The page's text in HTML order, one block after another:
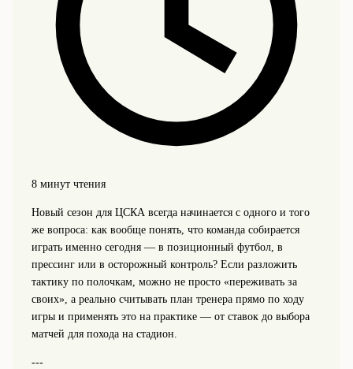
8 минут чтения
Новый сезон для ЦСКА всегда начинается с одного и того
же вопроса: как вообще понять, что команда собирается
играть именно сегодня — в позиционный футбол, в
прессинг или в осторожный контроль? Если разложить
тактику по полочкам, можно не просто «переживать за
своих», а реально считывать план тренера прямо по ходу
игры и применять это на практике — от ставок до выбора
матчей для похода на стадион.
---